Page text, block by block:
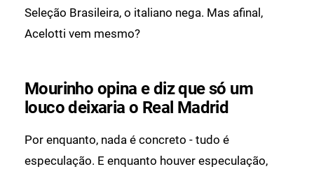
Seleção Brasileira, o italiano nega. Mas afinal,
Acelotti vem mesmo?
Mourinho opina e diz que só um
louco deixaria o Real Madrid
Por enquanto, nada é concreto - tudo é
especulação. E enquanto houver especulação,